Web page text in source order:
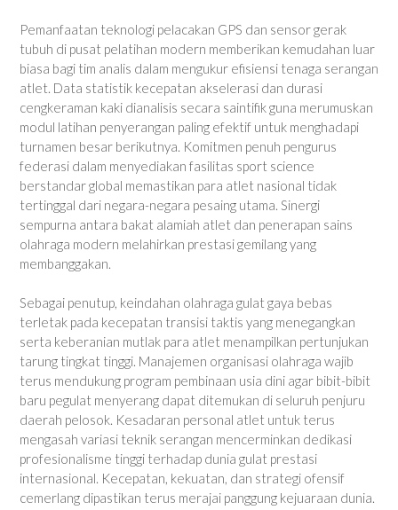
Pemanfaatan teknologi pelacakan GPS dan sensor gerak
tubuh di pusat pelatihan modern memberikan kemudahan luar
biasa bagi tim analis dalam mengukur efisiensi tenaga serangan
atlet. Data statistik kecepatan akselerasi dan durasi
cengkeraman kaki dianalisis secara saintifik guna merumuskan
modul latihan penyerangan paling efektif untuk menghadapi
turnamen besar berikutnya. Komitmen penuh pengurus
federasi dalam menyediakan fasilitas sport science
berstandar global memastikan para atlet nasional tidak
tertinggal dari negara-negara pesaing utama. Sinergi
sempurna antara bakat alamiah atlet dan penerapan sains
olahraga modern melahirkan prestasi gemilang yang
membanggakan.
Sebagai penutup, keindahan olahraga gulat gaya bebas
terletak pada kecepatan transisi taktis yang menegangkan
serta keberanian mutlak para atlet menampilkan pertunjukan
tarung tingkat tinggi. Manajemen organisasi olahraga wajib
terus mendukung program pembinaan usia dini agar bibit-bibit
baru pegulat menyerang dapat ditemukan di seluruh penjuru
daerah pelosok. Kesadaran personal atlet untuk terus
mengasah variasi teknik serangan mencerminkan dedikasi
profesionalisme tinggi terhadap dunia gulat prestasi
internasional. Kecepatan, kekuatan, dan strategi ofensif
cemerlang dipastikan terus merajai panggung kejuaraan dunia.